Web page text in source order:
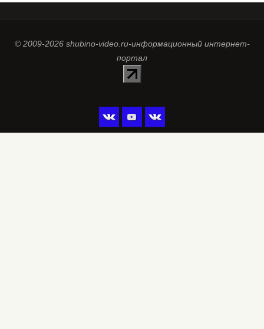
© 2009-2026 shubino-video.ru-информационный интернет-
портал